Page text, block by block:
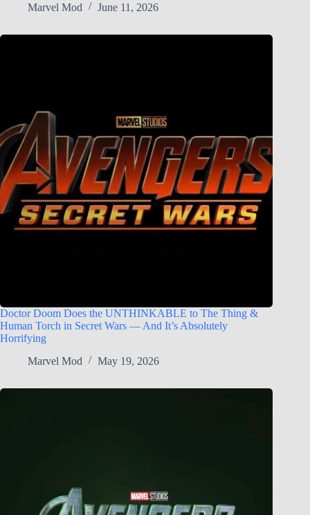
Marvel Mod
June 11, 2026
Doctor Doom Does the UNTHINKABLE to The Thing &
Human Torch in Secret Wars — And It’s Absolutely
Horrifying
Marvel Mod
May 19, 2026